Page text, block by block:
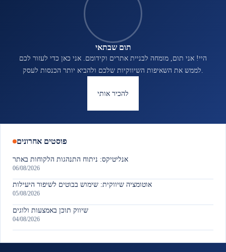
תום שבתאי
היי! אני תום, מומחה לבניית אתרים וקידומם. אני כאן כדי לעזור לכם
להכיר אותי
פוסטים אחרונים
אנליטיקס: ניתוח התנהגות הלקוחות באתר
06/08/2026
אוטומציה שיווקית: שימוש בבוטים לשיפור היעילות
05/08/2026
שיווק תוכן באמצעות ולוגים
04/08/2026